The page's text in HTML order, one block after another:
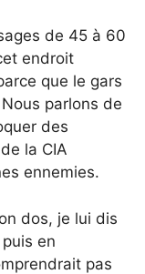
de 45 à 60
endroit
que le gars
parlons de
des
la CIA
ennemies.
dos, je lui dis
en
pas